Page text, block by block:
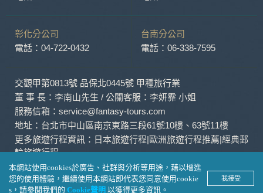
當客戶在本網站註冊時，我們會取得您的姓名、電話、住址、
當您註冊成功，並登入使用我們的服務後，我們即取得您的資
料。註冊時，本網站取得您的姓名、電話、住址、身份證字
其他除了上述，會保留您在上網瀏覽或查詢時，伺服器自行產
生的相關記錄，包括您使用連線設備的 IP 位址、使用時間、使
用的瀏覽器、瀏覽及點選資料紀錄等。本網站會對個別連線者
的瀏覽器予以標示，歸納使用者瀏覽器在本網站內部所瀏覽的
網頁，除非您願意告知您的個人資料，否則本網站不會也無法
將此項記錄和您對應。請您注意，在本網站網刊登廣告之廠
商，或與連結本網站，也可能蒐集您個人的資料。對於您主動
提供的個人資訊，這些廣告廠商、或連結網站有其個別的私權
保護政策，其資料處理措施不適用本網站隱私權保護政策，本
公司不負任何連帶責任。
交觀甲第0813號 品保北0445號 甲種旅行業
董 事 長：李南山先生 / 公關客服：李妍霏 小姐
服務信箱：service@fantasy-tours.com
地址：台北市中山區南京東路三段61號10樓、63號11樓
更多旅遊行程資訊： 日本旅遊行程|歐洲旅遊行程推薦|經典郵
輪旅遊行程
彰化分公司
電話：04-722-0432
台南分公司
電話：06-338-7595
© Fantasy Travel Service Co., Ltd.
本網站使用cookies於廣告、社群與分析等用途，藉以增進
您的使用體驗，繼續使用本網站即代表您同意使用cookie
s，請參閱我們的 Cookie聲明 以獲得更多資訊。
我接受